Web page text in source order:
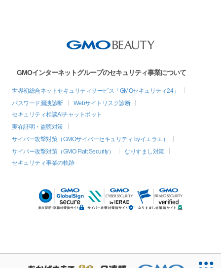
GMOインターネットグループのセキュリティ事業について
世界初総合ネットセキュリティサービス「GMOセキュリティ24」
パスワード漏洩診断
Webサイトリスク診断
セキュリティ相談AIチャットボット
実在証明・盗聴対策
サイバー攻撃対策（GMOサイバーセキュリティ byイエラエ）
サイバー攻撃対策（GMO Flatt Security）
なりすまし対策
セキュリティ事業の軌跡